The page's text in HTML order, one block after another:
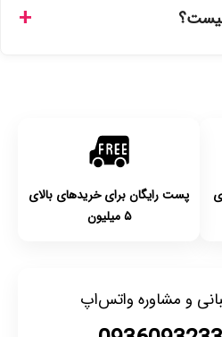
انتخاب کنید و برای شهرستان‌ها بین یک الی ۳ روز کاری از طریق
پست رایگان برای خریدهای بالای
۵ میلیون
و مشاوره واتس‌اپ